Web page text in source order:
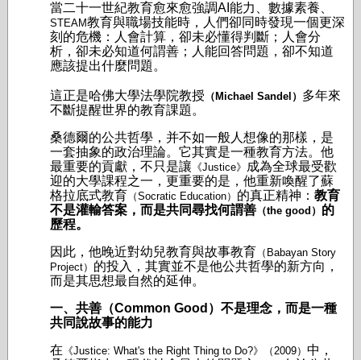
當二十一世紀教育愈來愈強調AI能力、數據素養、
STEAM教育與職場技能時，人們卻同時發現一個更深
刻的危機：人會計算，卻未必懂得判斷；人會分
析，卻未必知道何謂善；人能回答問題，卻不知道
應該提出什麼問題。
這正是哈佛大學法學院教授 （Michael Sandel） 多年來
不斷提醒世界的教育課題。
桑德爾的公共哲學，并不如一般人想像的那樣，是
一套抽象的政治理論。它其實是一種教育方法。他
最重要的貢獻，不只是讓 《Justice》 成為全球最受歡
迎的大學課程之一，更重要的是，他重新喚醒了蘇
格拉底式教育 （Socratic Education） 的真正精神： 教育
不是灌輸答案，而是共同尋找何謂善 （the good） 的
歷程。
因此，他晚近對幼兒教育與故事教育 （Babayan Story
Project） 的投入，其實並不是他公共哲學的新方向，
而是其思想最自然的延伸。
一、共善（Common Good）不是理念，而是一種
共同說故事的能力
在 《Justice: What's the Right Thing to Do?》（2009） 中，